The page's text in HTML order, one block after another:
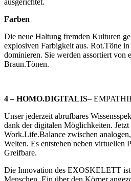
ausgerichtet.
Farben
Die neue Haltung fremden Kulturen
explosiven Farbigkeit aus. Rot.Töne
dominieren. Sie werden assortiert von
Braun.Tönen.
4 – HOMO.DIGITALIS–
Unser jederzeit abrufbares
dank der digitalen Möglichkeiten.
Work.Life.Balance zwischen
Welten. Es entstehen neben virtuellen
Greifbare.
Die Innovation des EXOSKELETT